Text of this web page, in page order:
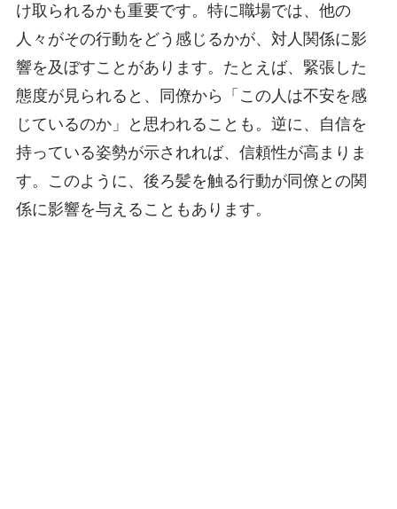
け取られるかも重要です。特に職場では、他の
人々がその行動をどう感じるかが、対人関係に影
響を及ぼすことがあります。たとえば、緊張した
態度が見られると、同僚から「この人は不安を感
じているのか」と思われることも。逆に、自信を
持っている姿勢が示されれば、信頼性が高まりま
す。このように、後ろ髪を触る行動が同僚との関
係に影響を与えることもあります。